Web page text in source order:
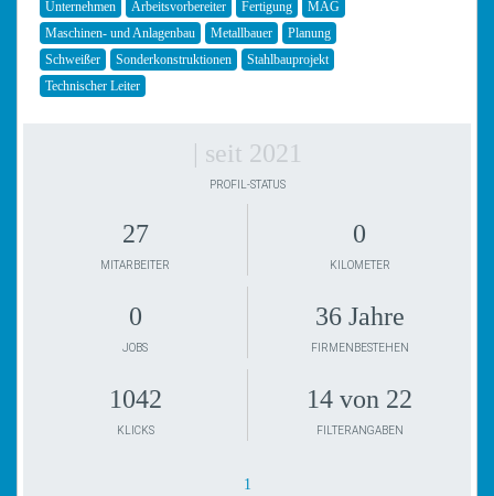
Unternehmen Arbeitsvorbereiter Fertigung
MAG
Maschinen- und Anlagenbau
Metallbauer
Planung
Schweißer
Sonderkonstruktionen
Stahlbauprojekt
Technischer Leiter
| seit 2021
PROFIL-STATUS
27
MITARBEITER
0
KILOMETER
0
JOBS
36 Jahre
FIRMENBESTEHEN
1042
KLICKS
14 von 22
FILTERANGABEN
1